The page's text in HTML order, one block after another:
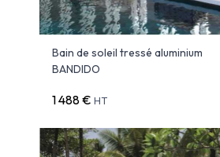
Bain de soleil tressé aluminium
BANDIDO
1 488 € HT